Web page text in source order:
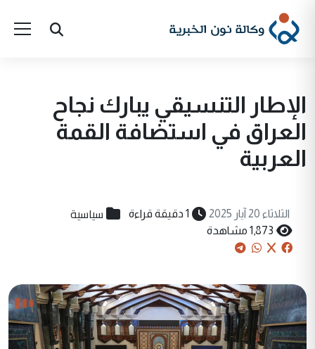
الإطار التنسيقي يبارك نجاح
العراق في استضافة القمة
العربية
الثلاثاء 20 آيار 2025 1 دقيقة قراءة سياسية
1,873 مشاهدة